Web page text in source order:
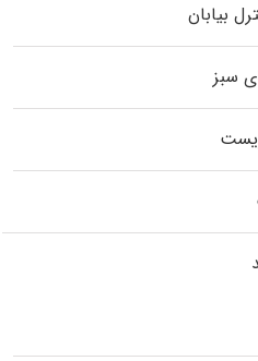
بیابان
سبز